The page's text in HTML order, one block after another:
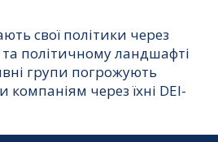
свої політики через
політичному ландшафті
групи погрожують
через їхні DEI-